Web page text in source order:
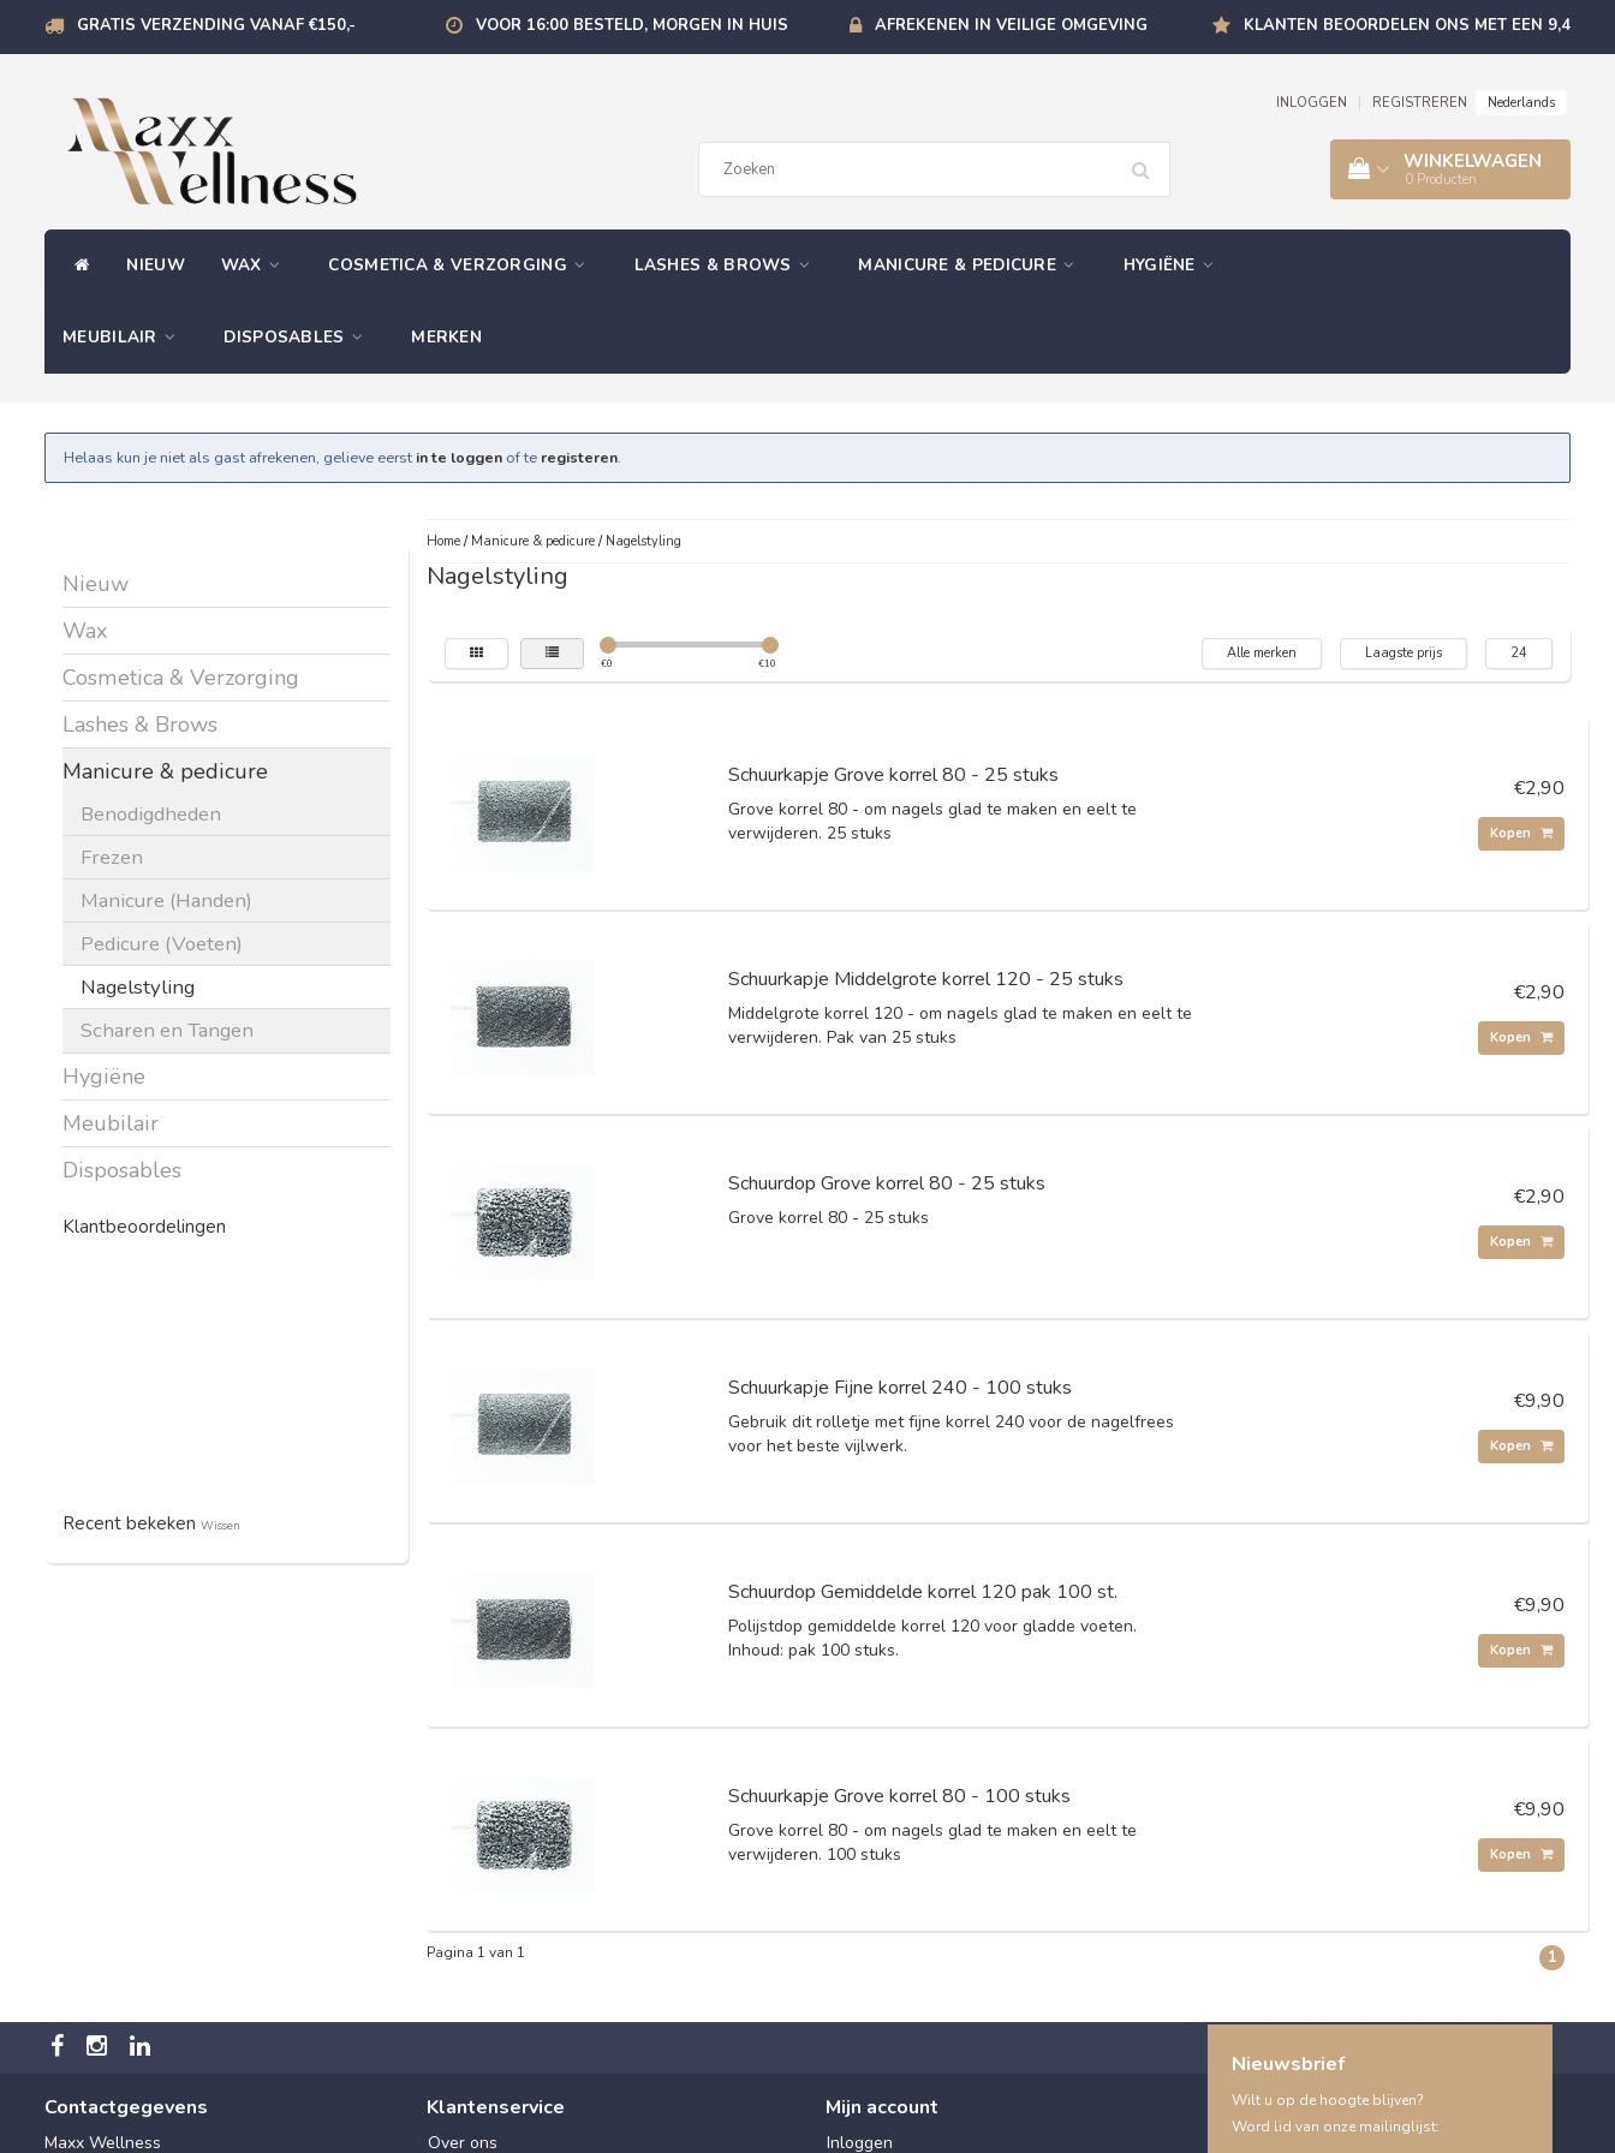
GRATIS VERZENDING VANAF €150,- VOOR 16:00 BESTELD, MORGEN IN HUIS AFREKENEN IN VEILIGE OMGEVING KLANTEN BEOORDELEN ONS MET EEN 9,4
INLOGGEN REGISTREREN Nederlands
WINKELWAGEN
0 Producten
NIEUW WAX COSMETICA & VERZORGING LASHES & BROWS MANICURE & PEDICURE HYGIËNE
MEUBILAIR DISPOSABLES MERKEN
Helaas kun je niet als gast afrekenen, gelieve eerst in te loggen of te registeren.
Nieuw
Wax
Cosmetica & Verzorging
Lashes & Brows
Manicure & pedicure
Benodigdheden
Frezen
Manicure (Handen)
Pedicure (Voeten)
Nagelstyling
Scharen en Tangen
Hygiëne
Meubilair
Disposables
Klantbeoordelingen
Recent bekeken Wissen
Home/ Manicure & pedicure/ Nagelstyling
Nagelstyling
€0 €10
Alle merken Laagste prijs 24
Schuurkapje Grove korrel 80 - 25 stuks
Grove korrel 80 - om nagels glad te maken en eelt te
verwijderen. 25 stuks
€2,90
Kopen
Schuurkapje Middelgrote korrel 120 - 25 stuks
Middelgrote korrel 120 - om nagels glad te maken en eelt te
verwijderen. Pak van 25 stuks
€2,90
Kopen
Schuurdop Grove korrel 80 - 25 stuks
Grove korrel 80 - 25 stuks
€2,90
Kopen
Schuurkapje Fijne korrel 240 - 100 stuks
Gebruik dit rolletje met fijne korrel 240 voor de nagelfrees
voor het beste vijlwerk.
€9,90
Kopen
Schuurdop Gemiddelde korrel 120 pak 100 st.
Polijstdop gemiddelde korrel 120 voor gladde voeten.
Inhoud: pak 100 stuks.
€9,90
Kopen
Schuurkapje Grove korrel 80 - 100 stuks
Grove korrel 80 - om nagels glad te maken en eelt te
verwijderen. 100 stuks
€9,90
Kopen
Pagina 1 van 1 1
Contactgegevens
Maxx Wellness
Klantenservice
Over ons
Mijn account
Inloggen
Nieuwsbrief
Wilt u op de hoogte blijven?
Word lid van onze mailinglijst: